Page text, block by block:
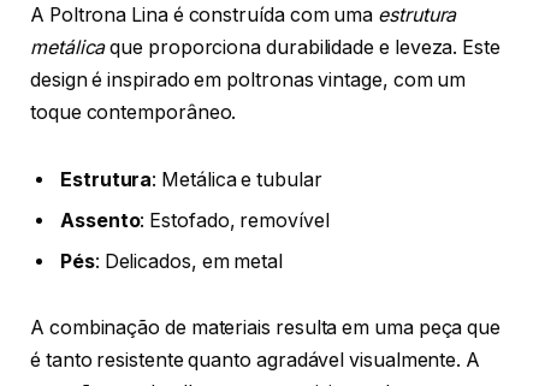
A Poltrona Lina é construída com uma estrutura
metálicaque proporciona durabilidade e leveza. Este
design é inspirado em poltronas vintage, com um
toque contemporâneo.
Estrutura: Metálica e tubular
Assento: Estofado, removível
Pés: Delicados, em metal
A combinação de materiais resulta em uma peça que
é tanto resistente quanto agradável visualmente. A